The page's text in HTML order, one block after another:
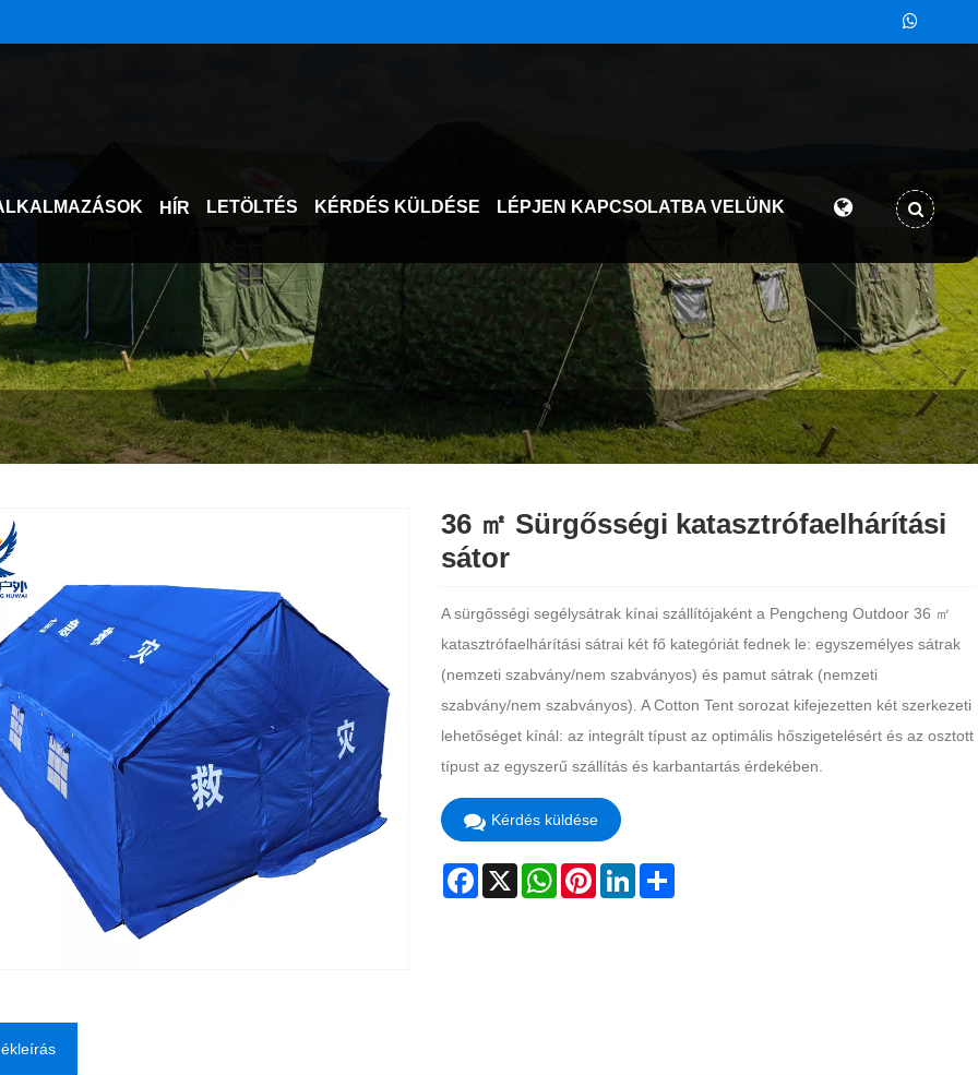
HÍR LETÖLTÉS KÉRDÉS KÜLDÉSE LÉPJEN KAPCSOLATBA VELÜNK
36 ㎡ Sürgősségi katasztrófaelhárítási
sátor
A sürgősségi segélysátrak kínai szállítójaként a Pengcheng Outdoor 36 ㎡
katasztrófaelhárítási sátrai két fő kategóriát fednek le: egyszemélyes sátrak
(nemzeti szabvány/nem szabványos) és pamut sátrak (nemzeti
szabvány/nem szabványos). A Cotton Tent sorozat kifejezetten két szerkezeti
lehetőséget kínál: az integrált típust az optimális hőszigetelésért és az osztott
típust az egyszerű szállítás és karbantartás érdekében.
Kérdés küldése
Facebook
X WhatsAppPinterestLinkedInShare